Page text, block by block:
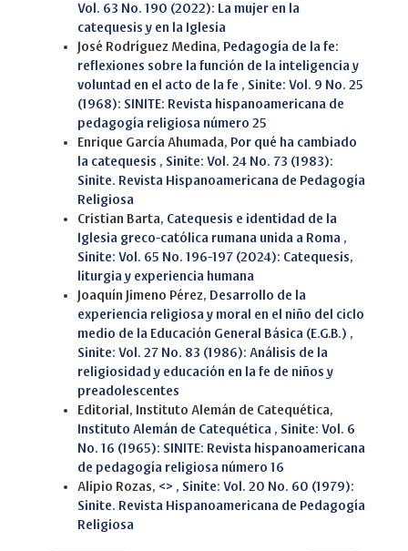
Vol. 63 No. 190 (2022): La mujer en la
catequesis y en la Iglesia
José Rodríguez Medina, Pedagogía de la fe:
reflexiones sobre la función de la inteligencia y
voluntad en el acto de la fe , Sinite: Vol. 9 No. 25
(1968): SINITE: Revista hispanoamericana de
pedagogía religiosa número 25
Enrique García Ahumada, Por qué ha cambiado
la catequesis , Sinite: Vol. 24 No. 73 (1983):
Sinite. Revista Hispanoamericana de Pedagogía
Religiosa
Cristian Barta, Catequesis e identidad de la
Iglesia greco-católica rumana unida a Roma ,
Sinite: Vol. 65 No. 196-197 (2024): Catequesis,
liturgia y experiencia humana
Joaquín Jimeno Pérez, Desarrollo de la
experiencia religiosa y moral en el niño del ciclo
medio de la Educación General Básica (E.G.B.) ,
Sinite: Vol. 27 No. 83 (1986): Análisis de la
religiosidad y educación en la fe de niños y
preadolescentes
Editorial, Instituto Alemán de Catequética,
Instituto Alemán de Catequética , Sinite: Vol. 6
No. 16 (1965): SINITE: Revista hispanoamericana
de pedagogía religiosa número 16
Alipio Rozas, <> , Sinite: Vol. 20 No. 60 (1979):
Sinite. Revista Hispanoamericana de Pedagogía
Religiosa